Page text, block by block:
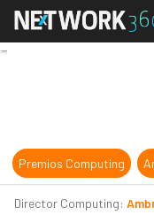
Premios Computing
Director Computing: